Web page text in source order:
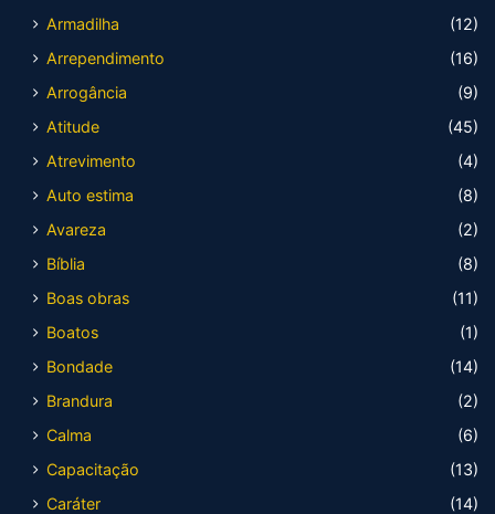
Armadilha
(12)
Arrependimento
(16)
Arrogância
(9)
Atitude
(45)
Atrevimento
(4)
Auto estima
(8)
Avareza
(2)
Bíblia
(8)
Boas obras
(11)
Boatos
(1)
Bondade
(14)
Brandura
(2)
Calma
(6)
Capacitação
(13)
Caráter
(14)